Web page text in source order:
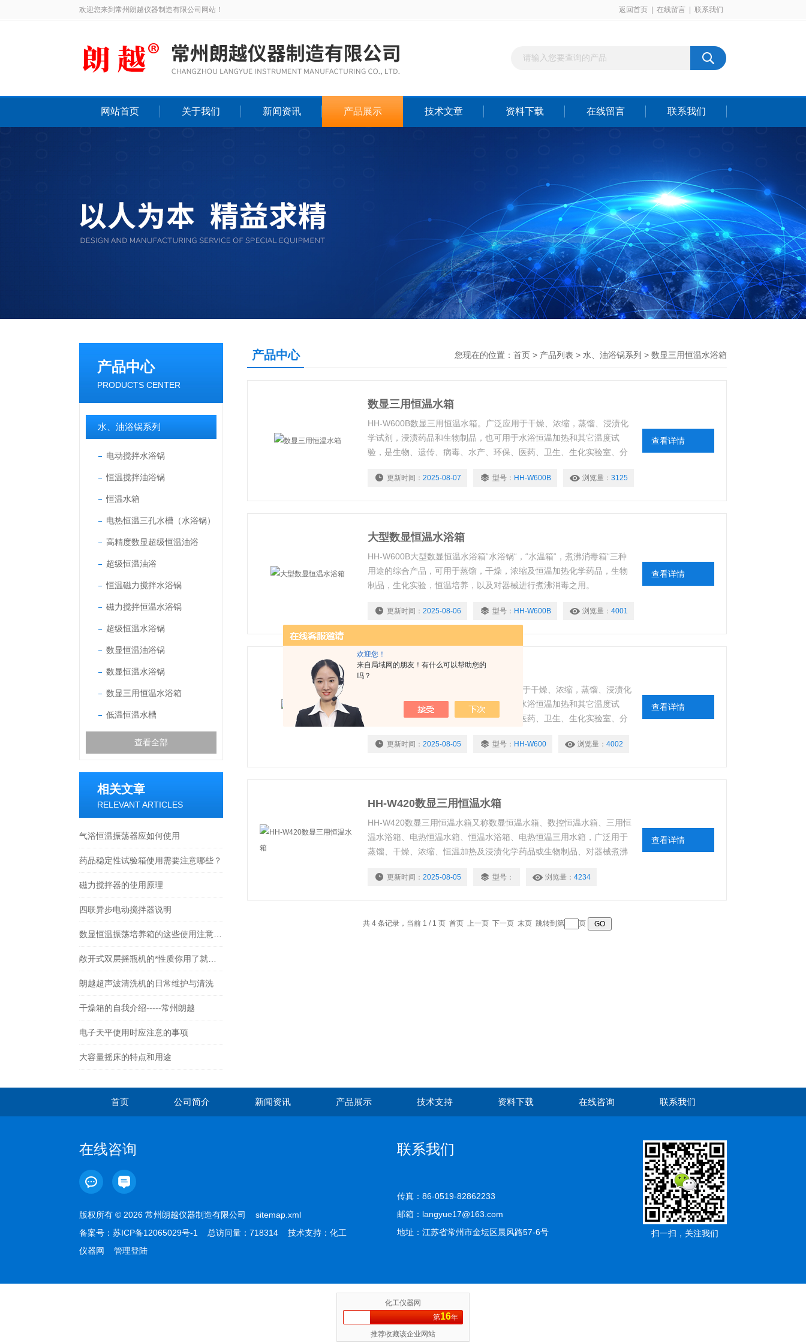
欢迎您！
来自局域网的朋友！有什么可以帮助您的
吗？
欢迎您来到常州朗越仪器制造有限公司网站！ 返回首页 在线留言 联系我们
网站首页 关于我们 新闻资讯 产品展示 技术文章 资料下载 在线留言 联系我们
产品中心
PRODUCTS CENTER
水、油浴锅系列
电动搅拌水浴锅
恒温搅拌油浴锅
恒温水箱
电热恒温三孔水槽（水浴锅）
高精度数显超级恒温油浴
超级恒温油浴
恒温磁力搅拌水浴锅
磁力搅拌恒温水浴锅
超级恒温水浴锅
数显恒温油浴锅
数显恒温水浴锅
数显三用恒温水浴箱
低温恒温水槽
查看全部
相关文章
RELEVANT ARTICLES
气浴恒温振荡器应如何使用
药品稳定性试验箱使用需要注意哪些？
磁力搅拌器的使用原理
四联异步电动搅拌器说明
朗越超声波清洗机的日常维护与清洗
干燥箱的自我介绍-----常州朗越
电子天平使用时应注意的事项
大容量摇床的特点和用途
产品中心 您现在的位置： 首页 > 产品列表 > 水、油浴锅系列 > 数显三用恒温水浴箱
数显三用恒温水箱
HH-W600B数显三用恒温水箱。广泛应用于干燥、浓缩，蒸馏、浸渍化
学试剂，浸渍药品和生物制品，也可用于水浴恒温加热和其它温度试
验，是生物、遗传、病毒、水产、环保、医药、卫生、生化实验室、分
更新时间： 2025-08-07 型号： HH-W600B 浏览量： 3125
查看详情
大型数显恒温水浴箱
HH-W600B大型数显恒温水浴箱“水浴锅“，“水温箱“，煮沸消毒箱“三种
用途的综合产品，可用于蒸馏，干燥，浓缩及恒温加热化学药品，生物
制品，生化实验，恒温培养，以及对器械进行煮沸消毒之用。
更新时间： 2025-08-06 型号： HH-W600B 浏览量： 4001
查看详情
三用恒温水箱
HH-W600三用恒温水箱。本产品广泛应用于干燥、浓缩，蒸馏、浸渍化
学试剂，浸渍药品和生物制品，也可用于水浴恒温加热和其它温度试
验，是生物、遗传、病毒、水产、环保、医药、卫生、生化实验室、分
更新时间： 2025-08-05 型号： HH-W600 浏览量： 4002
查看详情
HH-W420数显三用恒温水箱
HH-W420数显三用恒温水箱又称数显恒温水箱、数控恒温水箱、三用恒
温水浴箱、电热恒温水箱、恒温水浴箱、电热恒温三用水箱，广泛用于
蒸馏、干燥、浓缩、恒温加热及浸渍化学药品或生物制品、对器械煮沸
校、环保、卫生防疫、石油、冶金、化工等企事业单位常用恒温加热设
更新时间： 2025-08-05 型号： 浏览量： 4234
查看详情
共 4 条记录，当前 1 / 1 页 首页 上一页 下一页 末页 跳转到第 页
首页 公司简介 新闻资讯 产品展示 技术支持 资料下载 在线咨询 联系我们
在线咨询
版权所有 © 2026 常州朗越仪器制造有限公司 sitemap.xml
备案号： 苏ICP备12065029号-1 总访问量：718314 技术支持： 化工
仪器网
管理登陆
联系我们
传真：86-0519-82862233
邮箱：langyue17@163.com
地址：江苏省常州市金坛区晨风路57-6号
扫一扫，关注我们
化工仪器网
第16年
推荐收藏该企业网站